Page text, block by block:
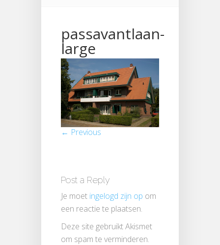
passavantlaan-
large
← Previous
Post a Reply
Je moet ingelogd zijn op om
een reactie te plaatsen.
Deze site gebruikt Akismet
om spam te verminderen.